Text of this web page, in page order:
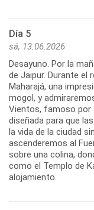
Día 5
sá, 13.06.2026
Desayuno. Por la
de Jaipur. Durante el
Maharajá, una
mogol, y
Vientos, famoso por
diseñada para que
la vida de la ciudad
ascenderemos al
sobre una colina,
como el Templo de
alojamiento.